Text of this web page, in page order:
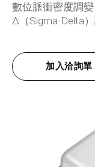
數位脈衝密度調
Δ（Sigma-Delta
加入洽詢單